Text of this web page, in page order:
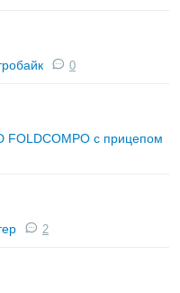
0
FOLDCOMPO с прицепом
2